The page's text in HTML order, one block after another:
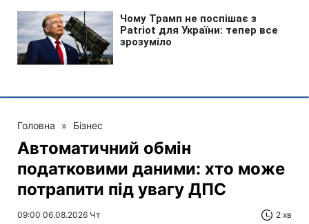
Головна » Бізнес
Автоматичний обмін
податковими даними: хто може
потрапити під увагу ДПС
09:00 06.08.2026 Чт 2 хв